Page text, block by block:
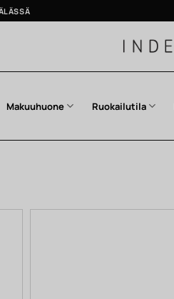
Makuuhuone Ruokailutila